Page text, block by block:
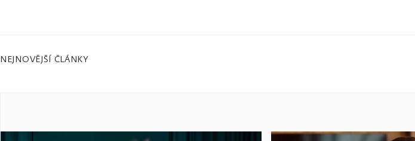
NEJNOVĚJŠÍ ČLÁNKY